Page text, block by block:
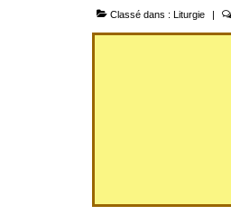
Classé dans : Liturgie |